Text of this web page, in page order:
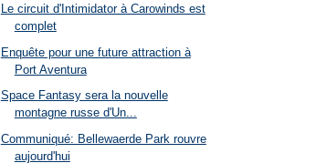
Le circuit d'Intimidator à Carowinds est
complet
Enquête pour une future attraction à
Port Aventura
Space Fantasy sera la nouvelle
montagne russe d'Un...
Communiqué: Bellewaerde Park rouvre
aujourd'hui